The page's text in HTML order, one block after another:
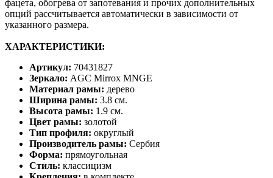
фацета, обогрева от запотевания и прочих дополнительных
опций рассчитывается автоматически в зависимости от
указанного размера.
ХАРАКТЕРИСТИКИ:
Артикул: 70431827
Зеркало: AGC Mirrox MNGE
Материал рамы: дерево
Ширина рамы: 3.8 см.
Высота рамы: 1.9 см.
Цвет рамы: золотой
Тип профиля: округлый
Производитель рамы: Сербия
Форма: прямоугольная
Стиль: классицизм